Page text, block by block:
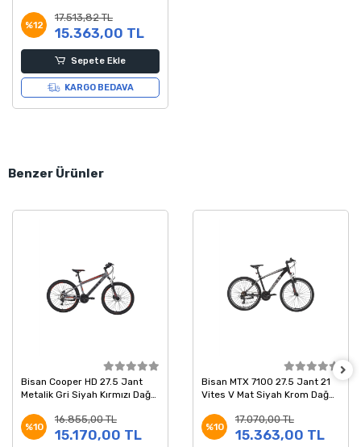
%12
17.513,82 TL
15.363,00 TL
Sepete Ekle
KARGO BEDAVA
Benzer Ürünler
Bisan Cooper HD 27.5 Jant
Metalik Gri Siyah Kırmızı Dağ
%10
16.855,00 TL
15.170,00 TL
Bisan MTX 7100 27.5 Jant 21
Vites V Mat Siyah Krom Dağ
%10
17.070,00 TL
15.363,00 TL